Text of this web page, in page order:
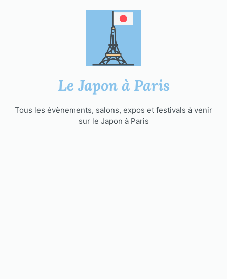
Le Japon à Paris
Tous les évènements, salons, expos et festivals à venir
sur le Japon à Paris